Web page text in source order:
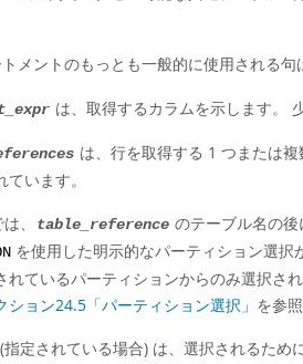
メントのもっとも一般的に使用される句
は、取得するカラムを示します。
は、行を取得する 1 つまたは
います。
、 table_reference のテーブル名の
を使用した明示的なパーティション選択
れているパーティションからのみ選択さ
ション24.5「パーティション選択」 を参
指定されている場合) は、選択されるため